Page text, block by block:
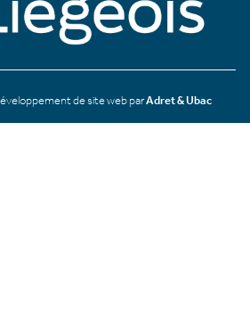
de site web parAdret & Ubac